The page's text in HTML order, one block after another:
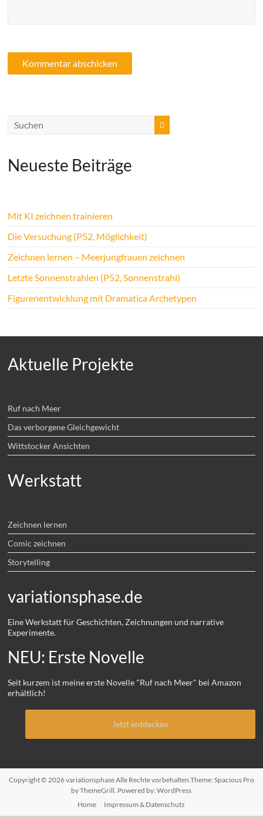
Neueste Beiträge
Mit KI zeichnen trainieren
Die Versuchung (P52, Möglichkeit)
Zeichnen lernen – Meerjungfrauen zeichnen
Letzte Sonnenstrahlen (P52, Sonnenstrahl)
Figurenentwicklung mit Dramatica Archetypen
Aktuelle Projekte
Ruf nach Meer
Das verborgene Gleichgewicht
Wittstocker Ansichten
Werkstatt
Zeichnen lernen
Comic zeichnen
Storytelling
variationsphase.de
Eine Werkstatt für Geschichten, Zeichnungen und narrative
Experimente.
NEU: Erste Novelle
Seit kurzem ist meine erste Novelle "Ruf nach Meer" bei Amazon
erhältlich!
Jetzt entdecken
Copyright © 2026variationsphaseAlle Rechte vorbehalten.Theme: Spacious Pro
by ThemeGrill. Powered by:WordPress
Home
Impressum & Datenschutz